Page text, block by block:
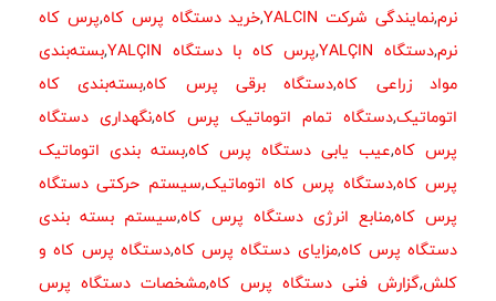
نرم,نمایندگی شرکت YALCIN ,خرید دستگاه پرس کاه,پرس کاه
نرم,دستگاه YALÇIN ,پرس کاه با دستگاه YALÇIN ,بسته‌بندی
مواد زراعی کاه,دستگاه برقی پرس کاه,بسته‌بندی کاه
اتوماتیک,دستگاه تمام اتوماتیک پرس کاه,نگهداری دستگاه
پرس کاه,عیب یابی دستگاه پرس کاه,بسته بندی اتوماتیک
پرس کاه,دستگاه پرس کاه اتوماتیک,سیستم حرکتی دستگاه
پرس کاه,منابع انرژی دستگاه پرس کاه,سیستم بسته بندی
دستگاه پرس کاه,مزایای دستگاه پرس کاه,دستگاه پرس کاه و
کلش,گزارش فنی دستگاه پرس کاه,مشخصات دستگاه پرس